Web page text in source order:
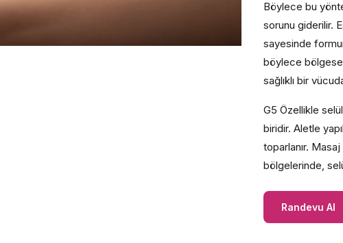
Böylece bu
sorunu giderilir.
sayesinde
böylece bölgesel
sağlıklı bir
G5 Özellikle
biridir. Aletle
toparlanır.
bölgelerinde,
Randevu Al